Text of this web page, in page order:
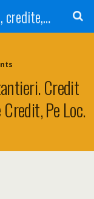
Biroul de credit - Informatii, credite, refinantare
Credit
Pe Loc.